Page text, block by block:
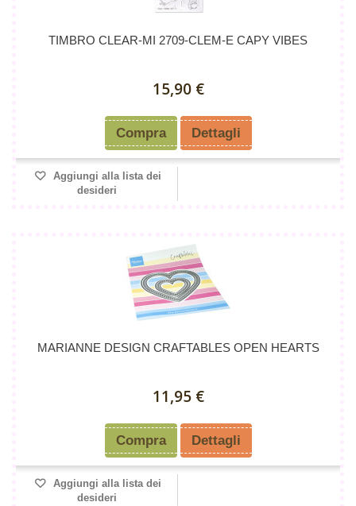
TIMBRO CLEAR-MI 2709-CLEM-E CAPY VIBES
15,90 €
Compra Dettagli
Aggiungi alla lista dei
desideri
MARIANNE DESIGN CRAFTABLES OPEN HEARTS
11,95 €
Compra Dettagli
Aggiungi alla lista dei
desideri